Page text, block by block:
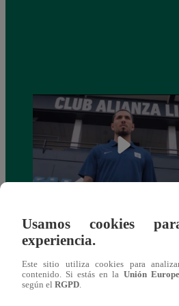
Alianza Lima: así anunció a
como nuevo fichaje para el Torneo
Usamos cookies
experiencia.
Este sitio utiliza cookies para
contenido. Si estás en la Unión
según el RGPD.